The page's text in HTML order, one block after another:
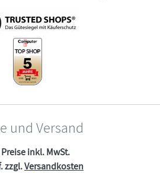
und Versand
inkl. MwSt.
zzgl.Versandkosten